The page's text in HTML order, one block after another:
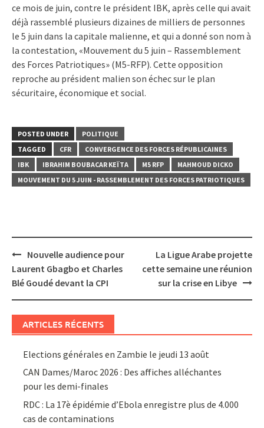
ce mois de juin, contre le président IBK, après celle qui avait
déjà rassemblé plusieurs dizaines de milliers de personnes
le 5 juin dans la capitale malienne, et qui a donné son nom à
la contestation, «Mouvement du 5 juin – Rassemblement
des Forces Patriotiques» (M5-RFP). Cette opposition
reproche au président malien son échec sur le plan
sécuritaire, économique et social.
POSTED UNDER
POLITIQUE
TAGGED
CFR
CONVERGENCE DES FORCES RÉPUBLICAINES
IBK
IBRAHIM BOUBACAR KEÏTA M5 RFP
MAHMOUD DICKO
MOUVEMENT DU 5 JUIN - RASSEMBLEMENT DES FORCES PATRIOTIQUES
Post
navigation
Nouvelle audience pour
Laurent Gbagbo et Charles
Blé Goudé devant la CPI
La Ligue Arabe projette
cette semaine une réunion
sur la crise en Libye
ARTICLES RÉCENTS
Elections générales en Zambie le jeudi 13 août
CAN Dames/Maroc 2026 : Des affiches alléchantes
pour les demi-finales
RDC : La 17è épidémie d’Ebola enregistre plus de 4.000
cas de contaminations